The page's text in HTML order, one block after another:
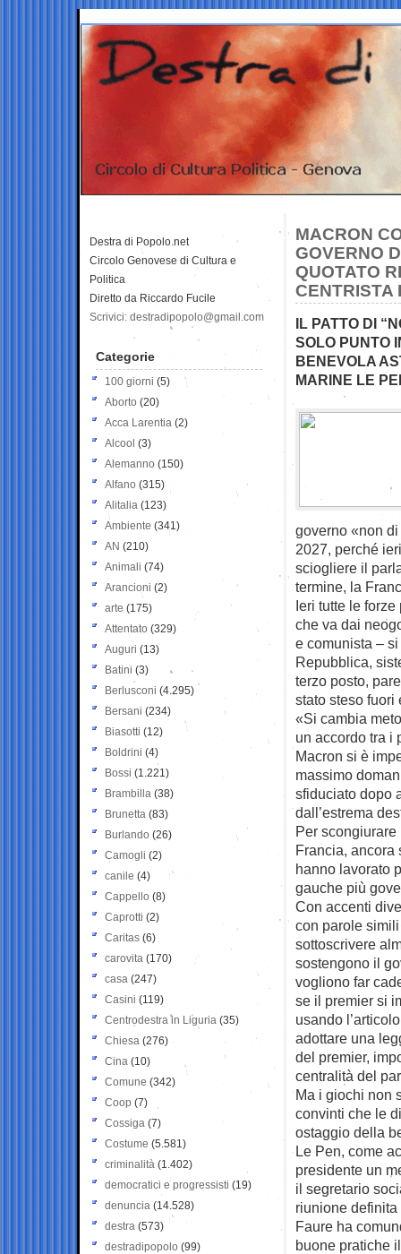
MACRON
GOVERNO
QUOTATO
CENTRISTA
IL PATTO DI
SOLO PUNTO
BENEVOLA
MARINE LE
governo «non
2027, perché
sciogliere il
termine, la
Ieri tutte le
che va dai
e comunista –
Repubblica,
terzo posto,
stato steso fuori
«Si cambia
un accordo tra i
Macron si è
massimo
sfiduciato dopo
dall’estrema
Per
Francia, ancora
hanno lavorato
gauche più
Con accenti
con parole simili
sottoscrivere
sostengono il
vogliono far
se il premier si
usando
adottare una
del premier,
centralità del
Ma i giochi non
convinti che le
ostaggio della
Le Pen, come
presidente un
il segretario
riunione
Faure ha
buone pratiche
Destra di Popolo.net
Circolo Genovese di Cultura e
Politica
Diretto da Riccardo Fucile
Scrivici: destradipopolo@gmail.com
Categorie
100 giorni (5)
Aborto (20)
Acca Larentia (2)
Alcool (3)
Alemanno (150)
Alfano (315)
Alitalia (123)
Ambiente (341)
AN (210)
Animali (74)
Arancioni (2)
arte (175)
Attentato (329)
Auguri (13)
Batini (3)
Berlusconi (4.295)
Bersani (234)
Biasotti (12)
Boldrini (4)
Bossi (1.221)
Brambilla (38)
Brunetta (83)
Burlando (26)
Camogli (2)
canile (4)
Cappello (8)
Caprotti (2)
Caritas (6)
carovita (170)
casa (247)
Casini (119)
Centrodestra in Liguria (35)
Chiesa (276)
Cina (10)
Comune (342)
Coop (7)
Cossiga (7)
Costume (5.581)
criminalità (1.402)
democratici e progressisti (19)
denuncia (14.528)
destra (573)
destradipopolo (99)